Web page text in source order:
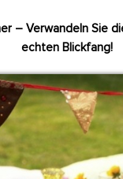
– Verwandeln Sie
echten Blickfang!